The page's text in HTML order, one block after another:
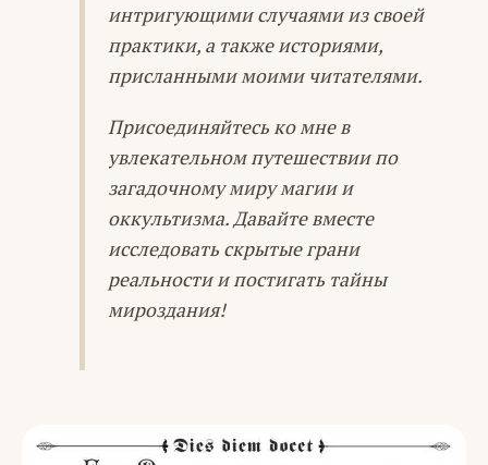
интригующими случаями из своей
практики, а также историями,
присланными моими читателями.
Присоединяйтесь ко мне в
увлекательном путешествии по
загадочному миру магии и
оккультизма. Давайте вместе
исследовать скрытые грани
реальности и постигать тайны
мироздания!